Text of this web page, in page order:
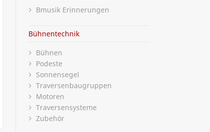
Bmusik Erinnerungen
Bühnentechnik
Bühnen
Podeste
Sonnensegel
Traversenbaugruppen
Motoren
Traversensysteme
Zubehör